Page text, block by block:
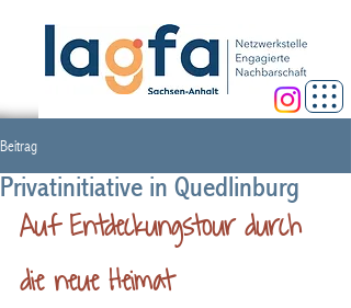
Beitrag
Privatinitiative in Quedlinburg
Auf Entdeckungstour durch
die neue Heimat